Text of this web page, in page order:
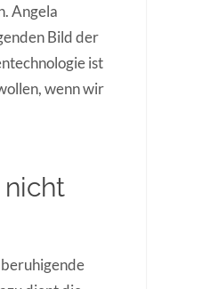
Angela
Bild der
ist
wenn wir